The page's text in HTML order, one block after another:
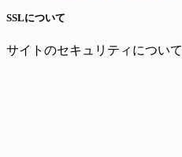
SSLについて
サイトのセキュリティについて